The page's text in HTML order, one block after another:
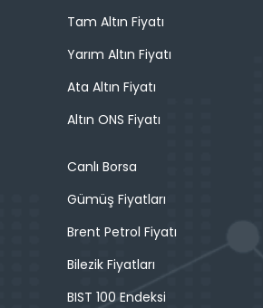
Tam Altın Fiyatı
Yarım Altın Fiyatı
Ata Altın Fiyatı
Altın ONS Fiyatı
Canlı Borsa
Gümüş Fiyatları
Brent Petrol Fiyatı
Bilezik Fiyatları
BIST 100 Endeksi